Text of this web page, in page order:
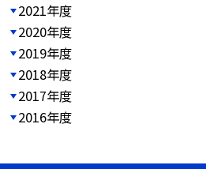
2021年度
2020年度
2019年度
2018年度
2017年度
2016年度